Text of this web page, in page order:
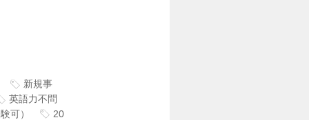
新規事
英語力不問
可）
20